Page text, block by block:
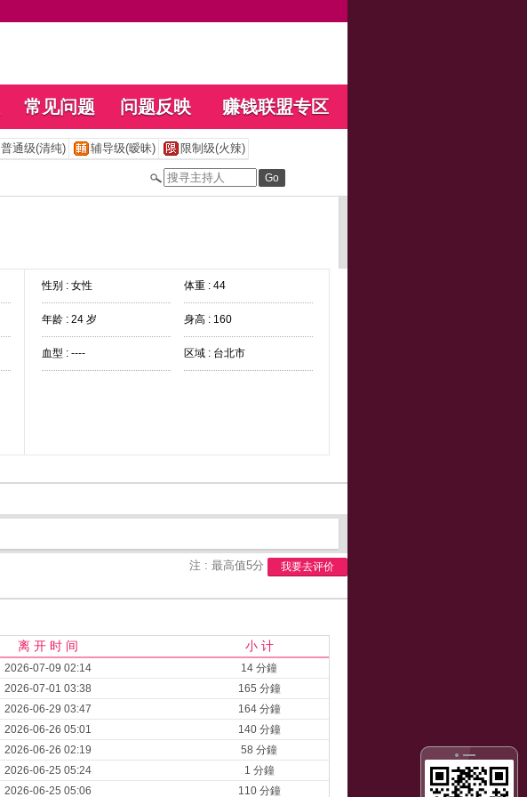
常见问题 问题反映 赚钱联盟专区
普通级(清纯) 辅导级(暧昧) 限制级(火辣)
性别 : 女性 体重 : 44
年龄 : 24 岁 身高 : 160
血型 : ---- 区域 : 台北市
注 : 最高值5分 我要去评价
离 开 时 间 小 计
2026-07-09 02:14
14 分鐘
2026-07-01 03:38
165 分鐘
2026-06-29 03:47
164 分鐘
2026-06-26 05:01
140 分鐘
2026-06-26 02:19
58 分鐘
2026-06-25 05:24
1 分鐘
2026-06-25 05:06 110 分鐘